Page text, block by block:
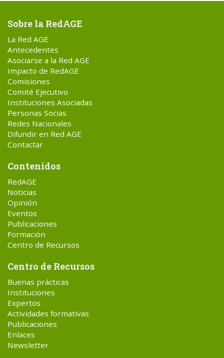
Sobre la RedAGE
La Red AGE
Antecedentes
Asociarse a la Red AGE
Impacto de RedAGE
Comisiones
Comité Ejecutivo
Instituciones Asociadas
Personas Socias
Redes Nacionales
Difundir en Red AGE
Contactar
Contenidos
RedAGE
Noticias
Opinión
Eventos
Publicaciones
Formación
Centro de Recursos
Centro de Recursos
Buenas prácticas
Instituciones
Expertos
Actividades formativas
Publicaciones
Enlaces
Newsletter